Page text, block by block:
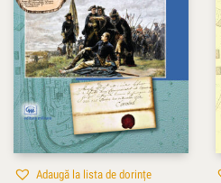
Adaugă la lista de dorințe